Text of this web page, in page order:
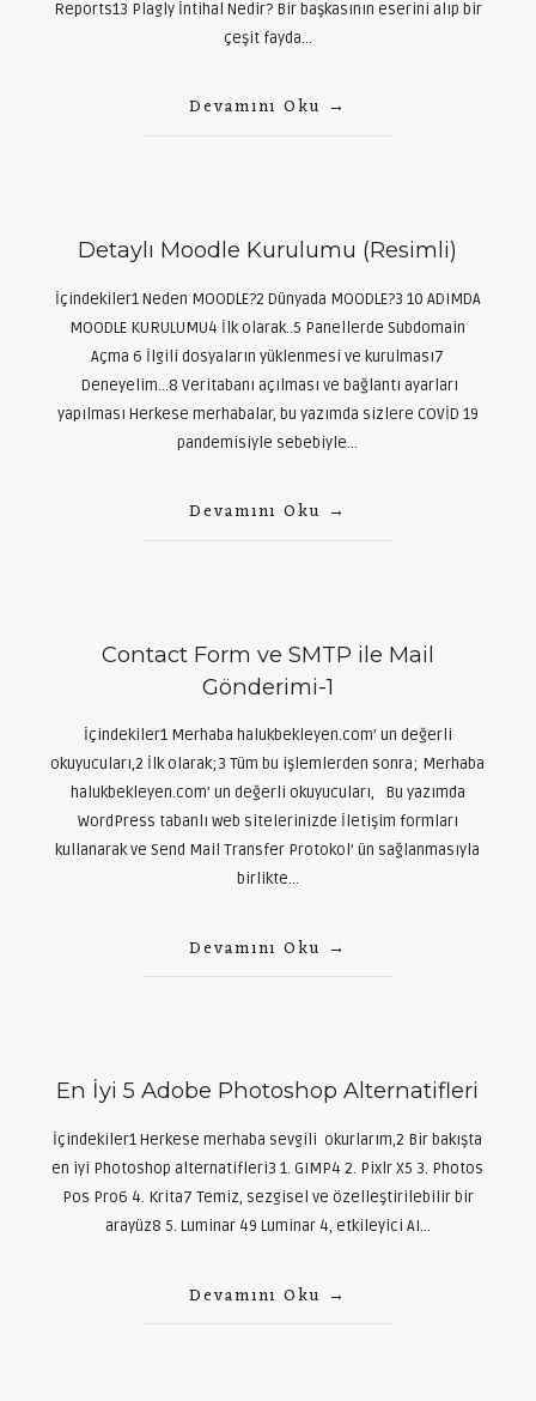
Reports13 Plagly İntihal Nedir? Bir başkasının eserini alıp bir
çeşit fayda…
Devamını Oku
Detaylı Moodle Kurulumu (Resimli)
İçindekiler1 Neden MOODLE?2 Dünyada MOODLE?3 10 ADIMDA
MOODLE KURULUMU4 İlk olarak..5 Panellerde Subdomain
Açma 6 İlgili dosyaların yüklenmesi ve kurulması7
Deneyelim…8 Veritabanı açılması ve bağlantı ayarları
yapılması Herkese merhabalar, bu yazımda sizlere COVİD 19
pandemisiyle sebebiyle…
Devamını Oku
Contact Form ve SMTP ile Mail
Gönderimi-1
İçindekiler1 Merhaba halukbekleyen.com’ un değerli
okuyucuları,2 İlk olarak;3 Tüm bu işlemlerden sonra; Merhaba
halukbekleyen.com’ un değerli okuyucuları, Bu yazımda
WordPress tabanlı web sitelerinizde İletişim formları
kullanarak ve Send Mail Transfer Protokol’ ün sağlanmasıyla
birlikte…
Devamını Oku
En İyi 5 Adobe Photoshop Alternatifleri
İçindekiler1 Herkese merhaba sevgili okurlarım,2 Bir bakışta
en iyi Photoshop alternatifleri3 1. GIMP4 2. Pixlr X5 3. Photos
Pos Pro6 4. Krita7 Temiz, sezgisel ve özelleştirilebilir bir
arayüz8 5. Luminar 49 Luminar 4, etkileyici AI…
Devamını Oku